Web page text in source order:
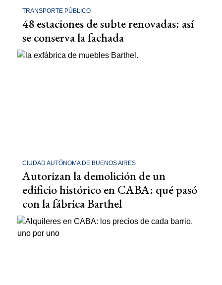
TRANSPORTE PÚBLICO
48 estaciones de subte renovadas: así
se conserva la fachada
CIUDAD AUTÓNOMA DE BUENOS AIRES
Autorizan la demolición de un
edificio histórico en CABA: qué pasó
con la fábrica Barthel